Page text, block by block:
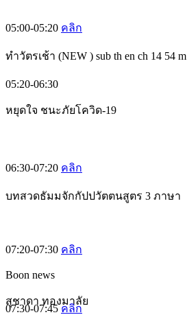
05:00-05:20 คลิก
ทำวัตรเช้า (NEW ) sub th en ch 14 54 m
05:20-06:30
หยุดใจ ชนะภัยโควิด-19
06:30-07:20 คลิก
บทสวดธัมมจักกัปปวัตตนสูตร 3 ภาษา
07:20-07:30 คลิก
Boon news
สุชาดา ทองมาลัย
07:30-07:45คลิก